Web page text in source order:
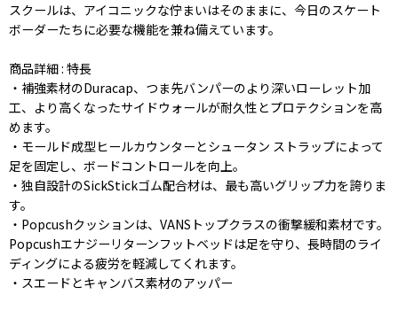
スクールは、アイコニックな佇まいはそのままに、今日のスケート
ボーダーたちに必要な機能を兼ね備えています。
商品詳細 : 特長
・補強素材のDuracap、つま先バンパーのより深いローレット加
工、より高くなったサイドウォールが耐久性とプロテクションを高
めます。
・モールド成型ヒールカウンターとシュータン ストラップによって
足を固定し、ボードコントロールを向上。
・独自設計のSickStickゴム配合材は、最も高いグリップ力を誇りま
す。
・Popcushクッションは、VANSトップクラスの衝撃緩和素材です。
Popcushエナジーリターンフットベッドは足を守り、長時間のライ
ディングによる疲労を軽減してくれます。
・スエードとキャンバス素材のアッパー